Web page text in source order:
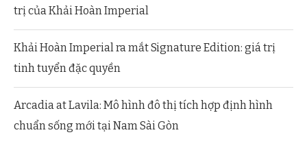
trị của Khải Hoàn Imperial
Khải Hoàn Imperial ra mắt Signature Edition: giá trị
tinh tuyển đặc quyền
Arcadia at Lavila: Mô hình đô thị tích hợp định hình
chuẩn sống mới tại Nam Sài Gòn